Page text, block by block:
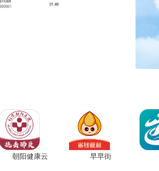
朝阳健康云 早早街